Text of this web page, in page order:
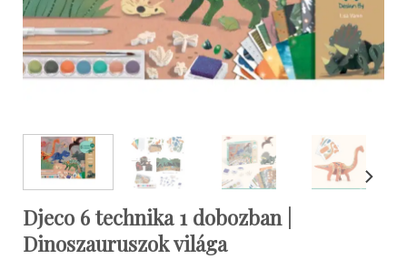
Djeco 6 technika 1 dobozban |
Dinoszauruszok világa